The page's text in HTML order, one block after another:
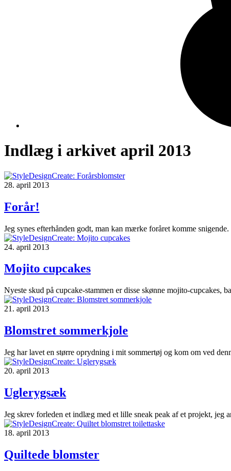
Indlæg i arkivet april 2013
28. april 2013
Forår!
Jeg synes efterhånden godt, man kan mærke foråret komme
24. april 2013
Mojito cupcakes
Nyeste skud på cupcake-stammen er disse skønne mojito-cupcakes,
21. april 2013
Blomstret sommerkjole
Jeg har lavet en større oprydning i mit sommertøj og kom om ved
20. april 2013
Uglerygsæk
Jeg skrev forleden et indlæg med et lille sneak peak af et projekt, jeg
18. april 2013
Quiltede blomster